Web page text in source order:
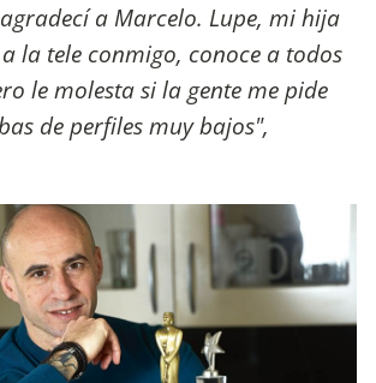
a Marcelo. Lupe, mi hija
la tele conmigo, conoce a todos
le molesta si la gente me pide
de perfiles muy bajos",